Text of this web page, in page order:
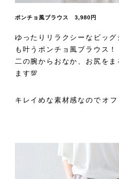
ポンチョ風ブラウス 3,980円
ゆったりリラクシーなビッ
も叶うポンチョ風ブラウス
二の腕からおなか、お尻を
ます💯
キレイめな素材感なので⁡オ